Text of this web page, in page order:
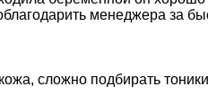
менеджера за
сложно подбирать